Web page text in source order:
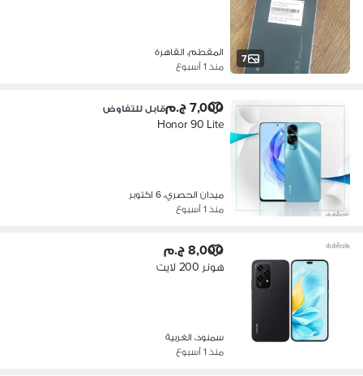
7
المقطم، القاهرة
منذ 1 أسبوع
7,000 ج.م قابل للتفاوض
Honor 90 Lite
ميدان الحصري، 6 اكتوبر
منذ 1 أسبوع
8,000 ج.م
هونر 200 لايت
سمنود، الغربية
منذ 1 أسبوع